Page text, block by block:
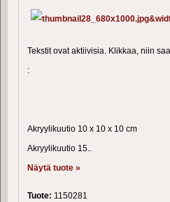
Tekstit ovat aktiivisia. Klikkaa, niin
:
Akryylikuutio 10 x 10 x 10 cm
Akryylikuutio 15..
Näytä tuote »
Tuote: 1150281